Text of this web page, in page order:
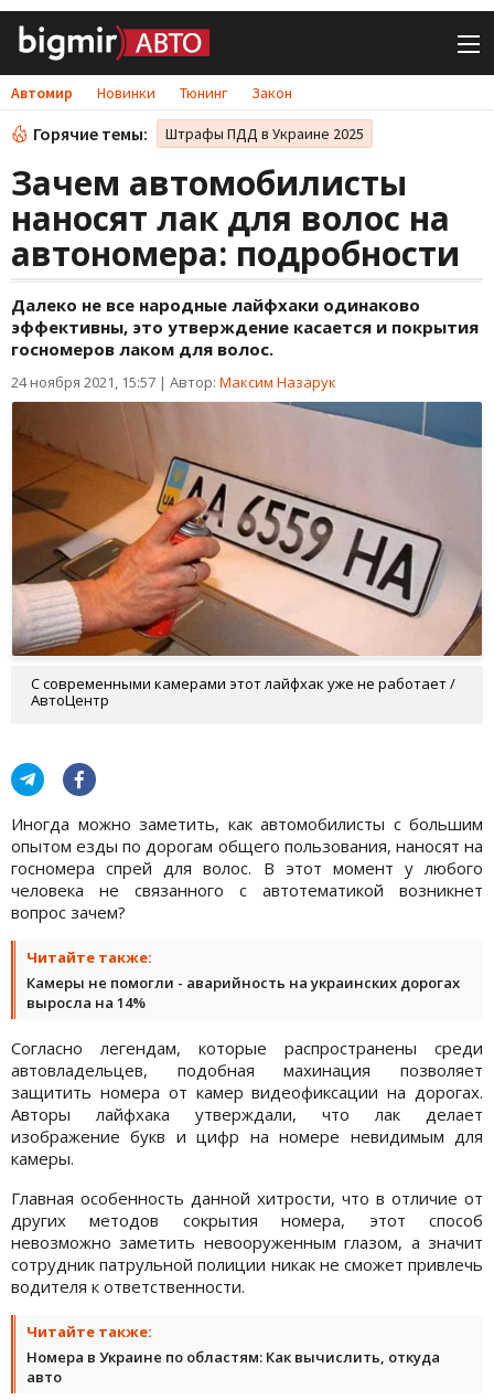
Автомир Новинки Тюнинг Закон
Горячие темы: Штрафы ПДД в Украине 2025
Зачем автомобилисты
наносят лак для волос на
автономера: подробности
Далеко не все народные лайфхаки одинаково
эффективны, это утверждение касается и покрытия
госномеров лаком для волос.
24 ноября 2021, 15:57 | Автор: Максим Назарук
С современными камерами этот лайфхак уже не работает /
АвтоЦентр
Иногда можно заметить, как автомобилисты с большим
опытом езды по дорогам общего пользования, наносят на
госномера спрей для волос. В этот момент у любого
человека не связанного с автотематикой возникнет
вопрос зачем?
Читайте также:
Камеры не помогли - аварийность на украинских дорогах
выросла на 14%
Согласно легендам, которые распространены среди
автовладельцев, подобная махинация позволяет
защитить номера от камер видеофиксации на дорогах.
Авторы лайфхака утверждали, что лак делает
изображение букв и цифр на номере невидимым для
камеры.
Главная особенность данной хитрости, что в отличие от
других методов сокрытия номера, этот способ
невозможно заметить невооруженным глазом, а значит
сотрудник патрульной полиции никак не сможет привлечь
водителя к ответственности.
Читайте также:
Номера в Украине по областям: Как вычислить, откуда
авто